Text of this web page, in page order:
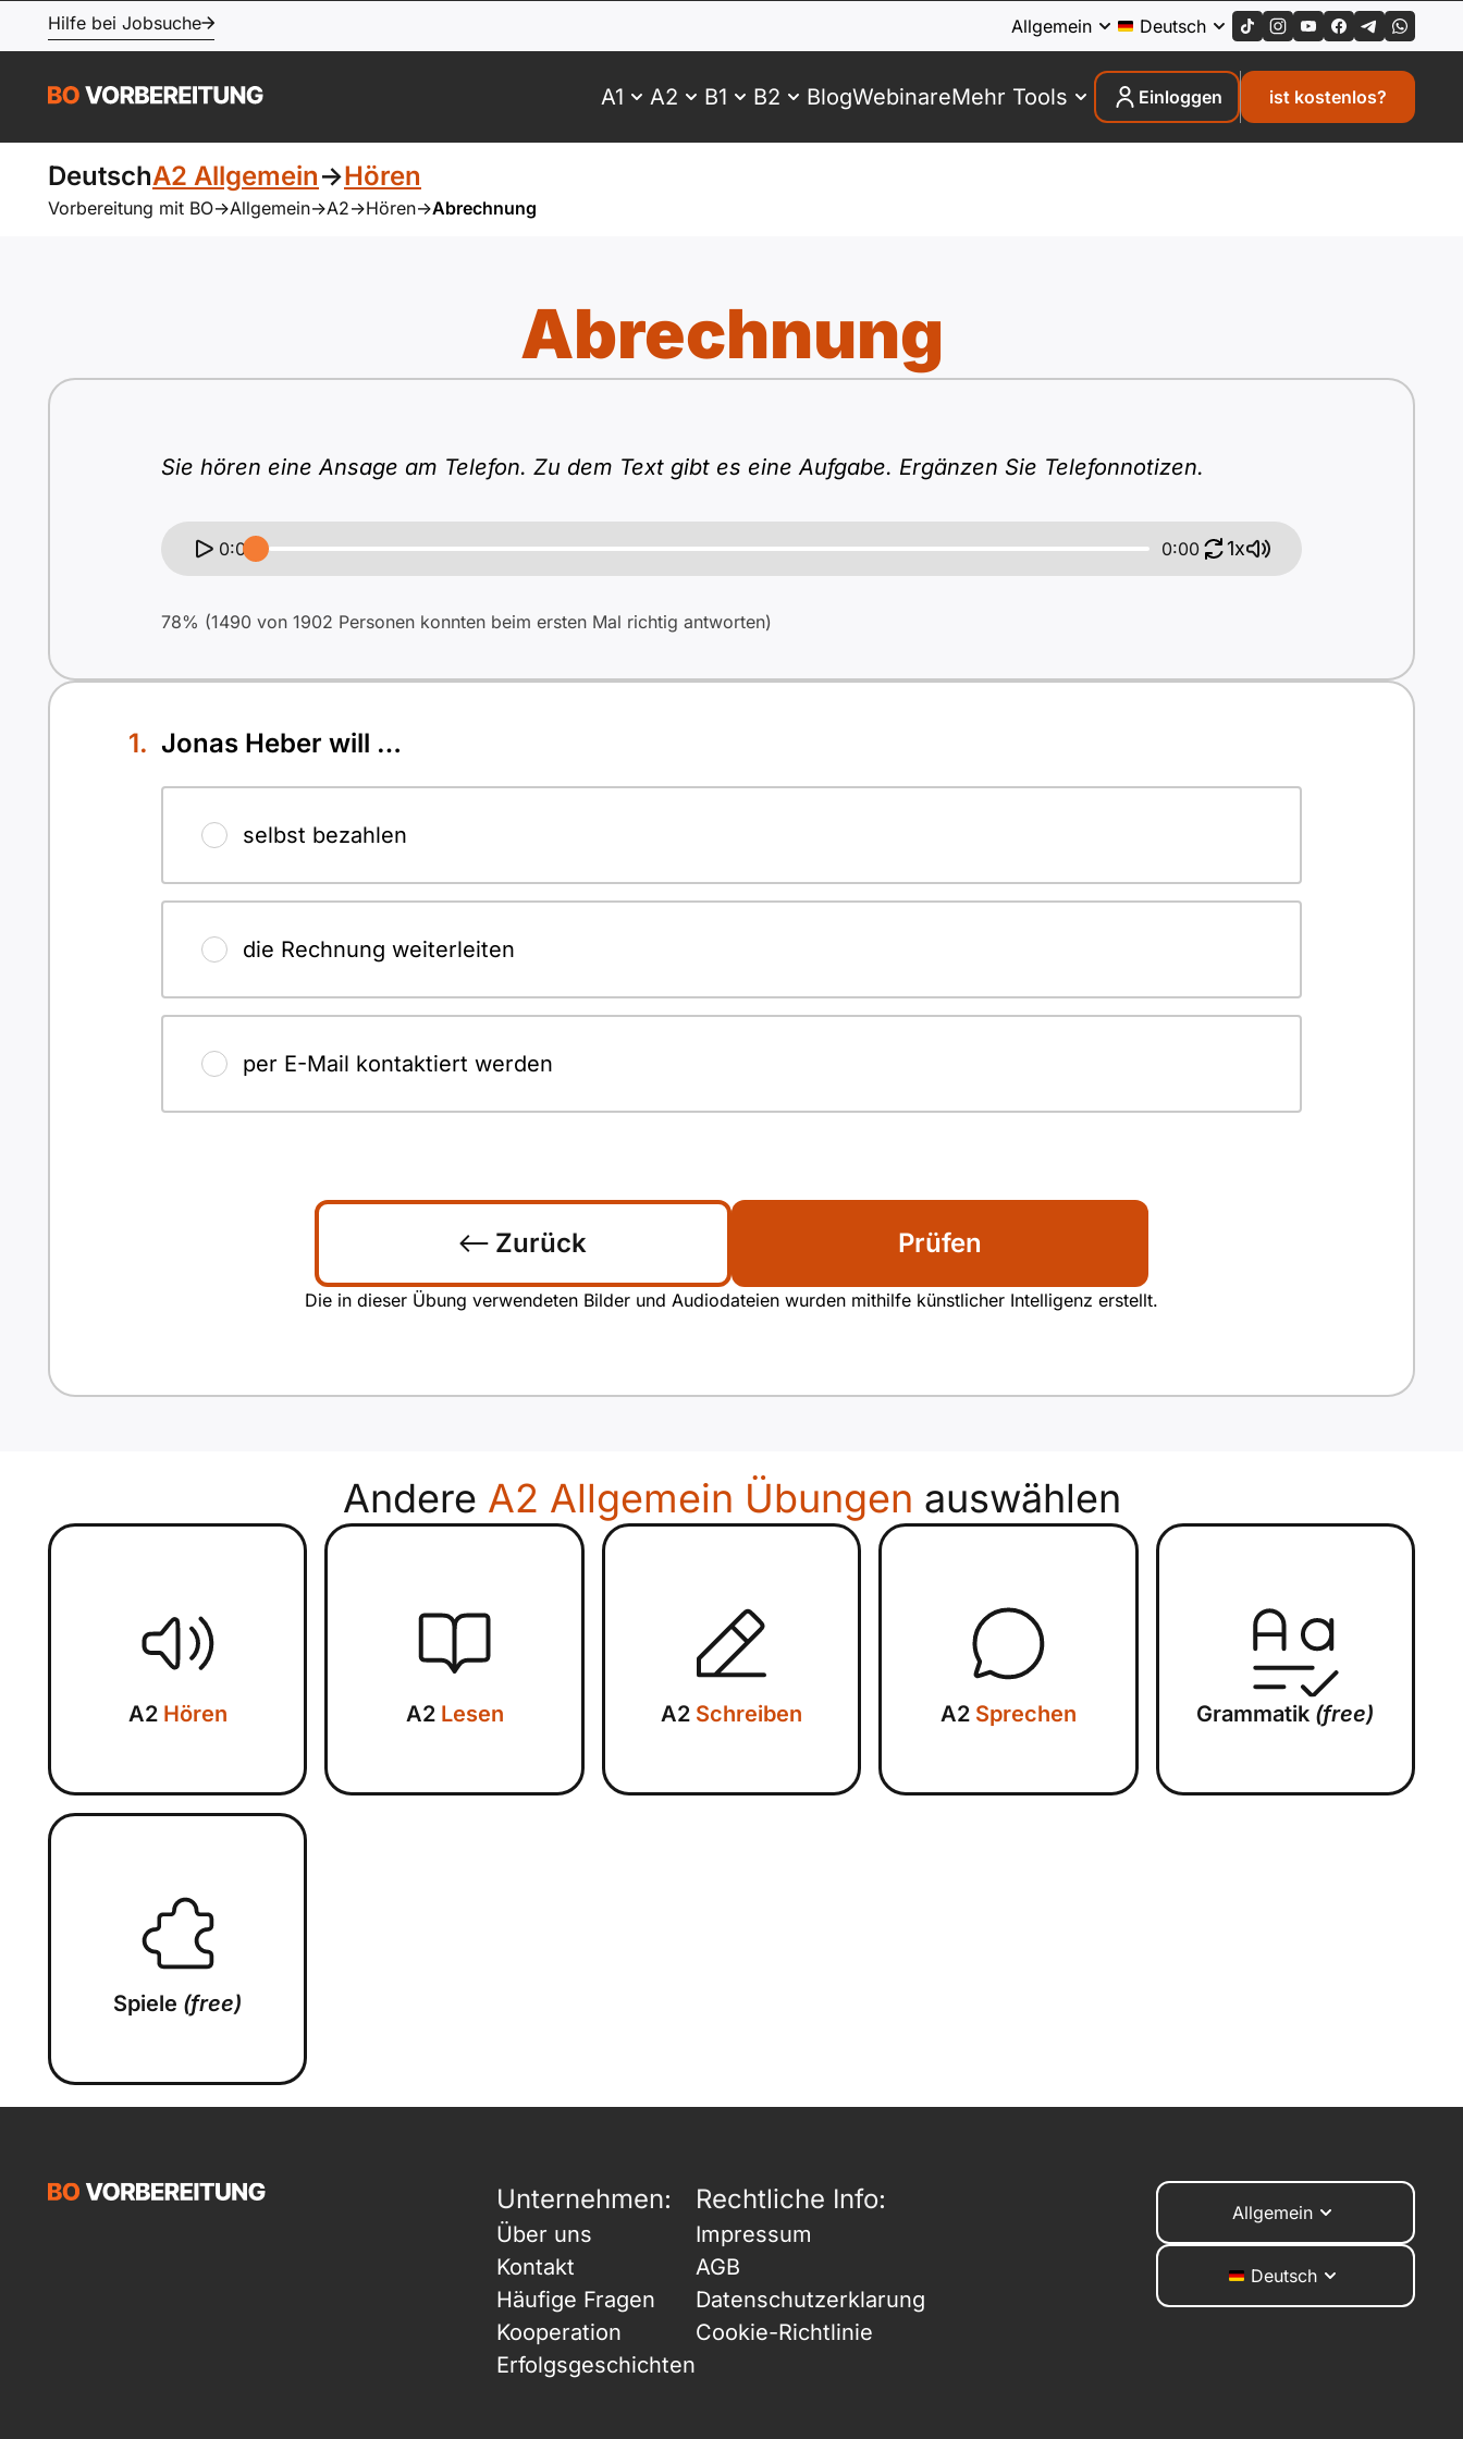
Hilfe bei Jobsuche Allgemein Deutsch
A1 A2 B1 B2 BlogWebinareMehr Tools Einloggen ist kostenlos?
DeutschA2 Allgemein->Hören
Vorbereitung mit BO->Allgemein->A2->Hören->Abrechnung
Abrechnung
Sie hören eine Ansage am Telefon. Zu dem Text gibt es eine Aufgabe. Ergänzen Sie Telefonnotizen.
0:00 0:00 1x
78% (1490 von 1902 Personen konnten beim ersten Mal richtig antworten)
Jonas Heber will …
selbst bezahlen
die Rechnung weiterleiten
per E-Mail kontaktiert werden
Zurück Prüfen
Die in dieser Übung verwendeten Bilder und Audiodateien wurden mithilfe künstlicher Intelligenz erstellt.
Andere A2 Allgemein Übungen auswählen
A2 Hören A2 Lesen A2 Schreiben A2 Sprechen Grammatik (free)
Spiele (free)
Unternehmen:
Über uns
Kontakt
Häufige Fragen
Kooperation
Erfolgsgeschichten
Rechtliche Info:
Impressum
AGB
Datenschutzerklarung
Cookie-Richtlinie
Allgemein
Deutsch